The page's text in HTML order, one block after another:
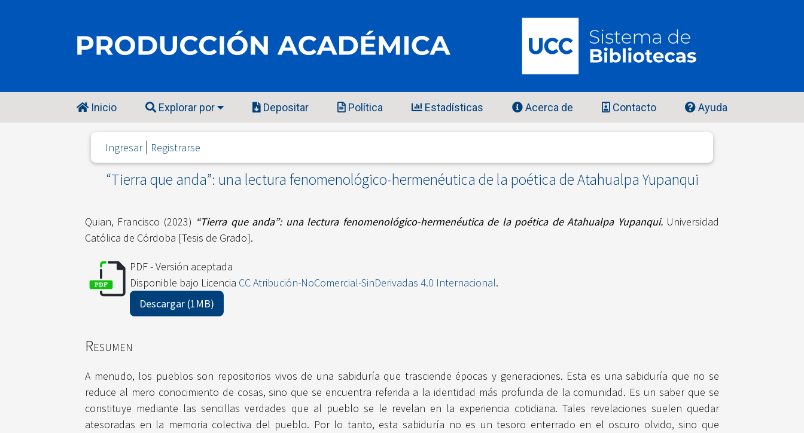
Inicio Explorar por Depositar Política Estadísticas Acerca de Contacto Ayuda
Ingresar Registrarse
“Tierra que anda”: una lectura fenomenológico-hermenéutica de la poética de Atahualpa Yupanqui
Quian, Francisco (2023) “Tierra que anda”: una lectura fenomenológico-hermenéutica de la poética de Atahualpa Yupanqui.Universidad
Católica de Córdoba [Tesis de Grado].
PDF - Versión aceptada
Disponible bajo Licencia CC Atribución-NoComercial-SinDerivadas 4.0 Internacional.
Descargar (1MB)
Resumen
A menudo, los pueblos son repositorios vivos de una sabiduría que trasciende épocas y generaciones. Esta es una sabiduría que no se
reduce al mero conocimiento de cosas, sino que se encuentra referida a la identidad más profunda de la comunidad. Es un saber que se
constituye mediante las sencillas verdades que al pueblo se le revelan en la experiencia cotidiana. Tales revelaciones suelen quedar
atesoradas en la memoria colectiva del pueblo. Por lo tanto, esta sabiduría no es un tesoro enterrado en el oscuro olvido, sino que